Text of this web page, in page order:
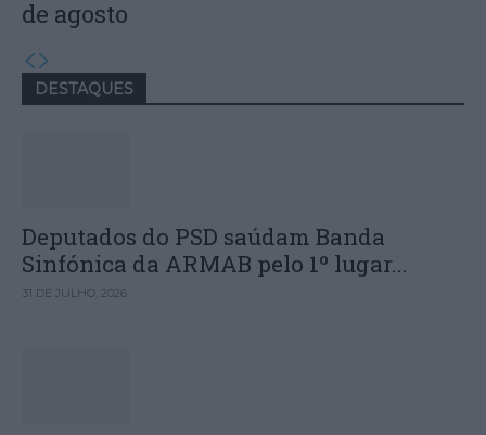
de agosto
DESTAQUES
Deputados do PSD saúdam Banda
Sinfónica da ARMAB pelo 1º lugar...
31 DE JULHO, 2026